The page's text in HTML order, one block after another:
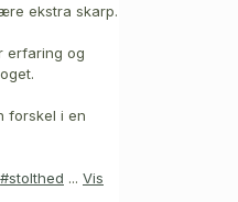
ekstra skarp.
erfaring og
forskel i en
#stolthed ... Vis